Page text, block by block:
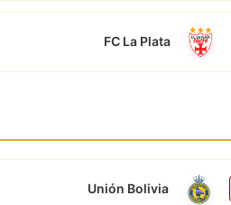
FC La Plata
Unión Bolivia